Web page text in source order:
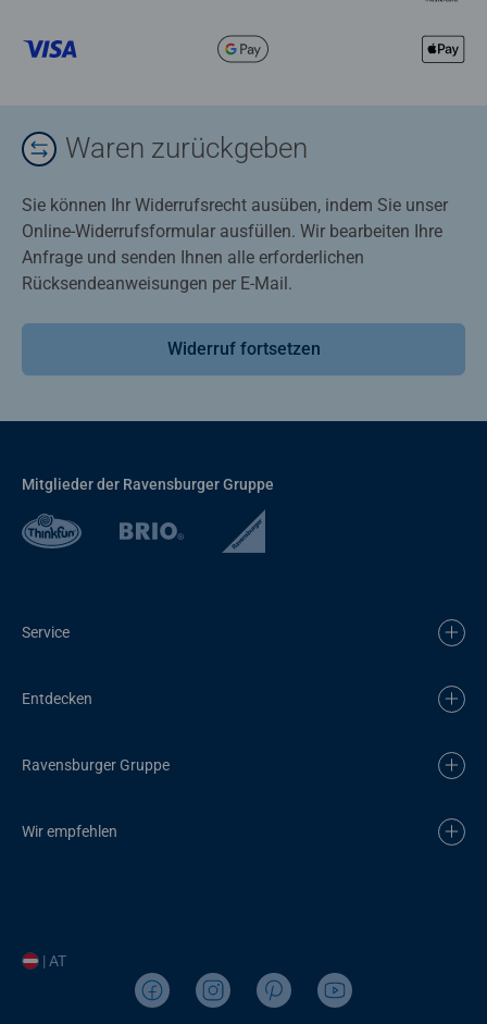
Waren zurückgeben
Sie können Ihr Widerrufsrecht ausüben, indem Sie unser
Online-Widerrufsformular ausfüllen. Wir bearbeiten Ihre
Anfrage und senden Ihnen alle erforderlichen
Rücksendeanweisungen per E-Mail.
Widerruf fortsetzen
Mitglieder der Ravensburger Gruppe
Service
Entdecken
Ravensburger Gruppe
Wir empfehlen
| AT